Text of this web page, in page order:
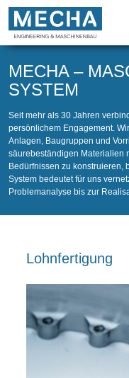
MECHA –
SYSTEM
Seit mehr als 30 Jahren
persönlichem Engagement.
Anlagen, Baugruppen und
säurebeständigen Materialien
Bedürfnissen zu konstruieren,
System bedeutet für uns
Problemanalyse bis zur
Lohnfertigung